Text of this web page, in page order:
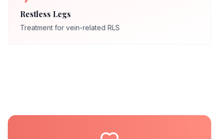
Restless Legs
Treatment for vein-related RLS